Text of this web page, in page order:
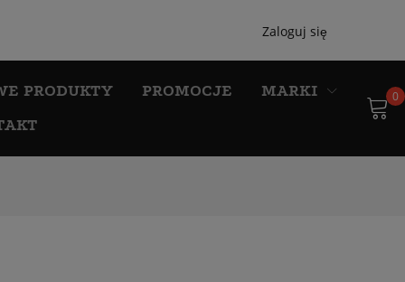
Zaloguj się
PRODUKTY PROMOCJE
MARKI
0